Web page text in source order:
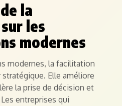
la
les
modernes
modernes, la facilitation
Elle améliore
la prise de décision et
entreprises qui